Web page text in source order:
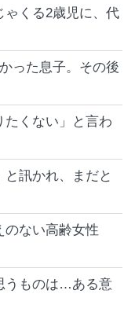
ゃくる2歳児に、代
った息子。その後
たくない」と言わ
訊かれ、まだと
のない高齢女性
うものは…ある意